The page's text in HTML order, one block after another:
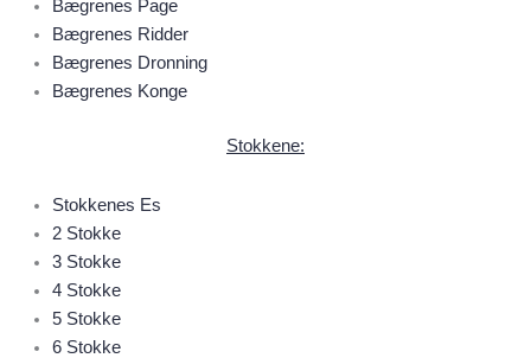
Bægrenes Page
Bægrenes Ridder
Bægrenes Dronning
Bægrenes Konge
Stokkene:
Stokkenes Es
2 Stokke
3 Stokke
4 Stokke
5 Stokke
6 Stokke